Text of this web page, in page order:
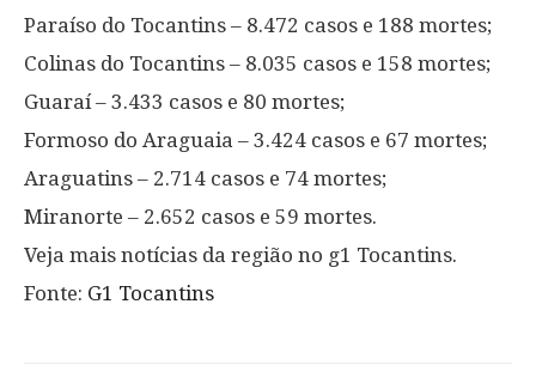
Paraíso do Tocantins – 8.472 casos e 188 mortes;
Colinas do Tocantins – 8.035 casos e 158 mortes;
Guaraí – 3.433 casos e 80 mortes;
Formoso do Araguaia – 3.424 casos e 67 mortes;
Araguatins – 2.714 casos e 74 mortes;
Miranorte – 2.652 casos e 59 mortes.
Veja mais notícias da região no g1 Tocantins.
Fonte: G1 Tocantins